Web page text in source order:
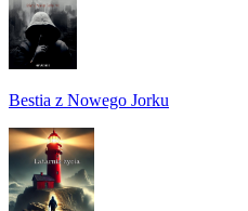
Bestia z Nowego Jorku